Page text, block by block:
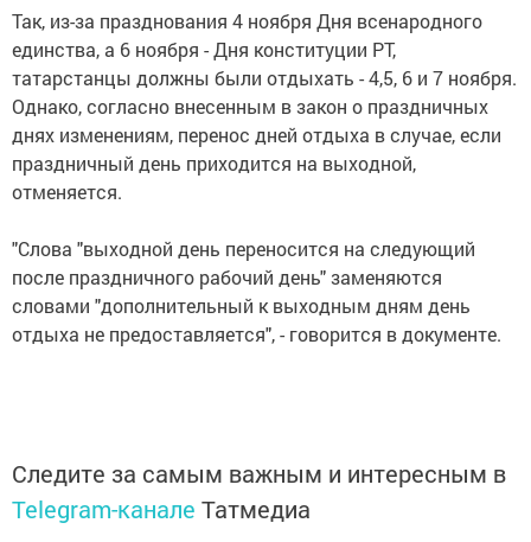
Так, из-за празднования 4 ноября Дня всенародного
единства, а 6 ноября - Дня конституции РТ,
татарстанцы должны были отдыхать - 4,5, 6 и 7 ноября.
Однако, согласно внесенным в закон о праздничных
днях изменениям, перенос дней отдыха в случае, если
праздничный день приходится на выходной,
отменяется.
"Слова "выходной день переносится на следующий
после праздничного рабочий день" заменяются
словами "дополнительный к выходным дням день
отдыха не предоставляется", - говорится в документе.
Следите за самым важным и интересным в
Telegram-канале Татмедиа